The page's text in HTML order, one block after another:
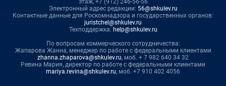
Электронный адрес редакции: 56@shkulev.ru
Контактные данные для Роскомнадзора и государственных органов:
juristchel@shkulev.ru
Техподдержка: help@shkulev.ru
По вопросам коммерческого сотрудничества:
Жапарова Жанна, менеджер по работе с федеральными клиентами
zhanna.zhaparova@shkulev.ru, моб. + 7 982 640 34 32
Ревина Мария, директор по работе с федеральными клиентами
mariya.revina@shkulev.ru, моб. +7 910 402 4056